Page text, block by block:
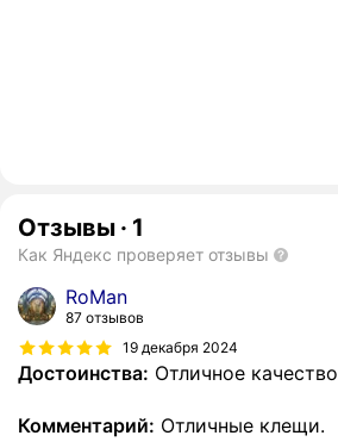
Отзывы · 1
Как Яндекс проверяет отзывы
RoMan
87 отзывов
19 декабря 2024
Достоинства: Отличное качество
Комментарий: Отличные клещи.